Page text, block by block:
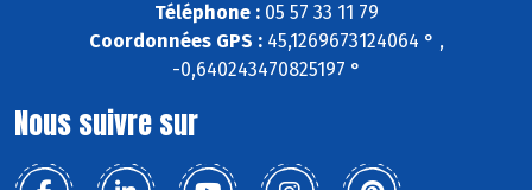
Téléphone :05 57 33 11 79
Coordonnées GPS :45,1269673124064 ° ,
-0,640243470825197 °
Nous suivre sur